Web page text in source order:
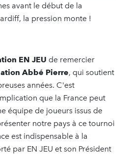
avant le début de la
la pression monte !
EN JEU de remercier
Abbé Pierre, qui soutient
années. C'est
que la France peut
équipe de joueurs issus de
notre pays à ce tournoi
est indispensable à la
par EN JEU et son Président